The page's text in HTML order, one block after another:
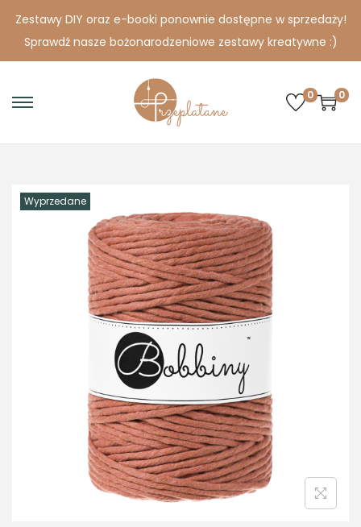
Zestawy DIY oraz e-booki ponownie dostępne w sprzedaży!
Sprawdź nasze bożonarodzeniowe zestawy kreatywne :)
S
o
n
a
v
i
a
t
i
o
n
S
o
c
o
n
t
n
t
0 0
Wyprzedane